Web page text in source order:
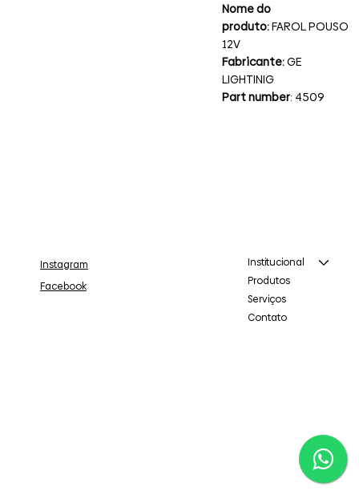
Nome do
produto:FAROL POUSO
12V
Fabricante:GE
LIGHTINIG
Part number: 4509
Institucional
Produtos
Serviços
Contato
Instagram
Facebook